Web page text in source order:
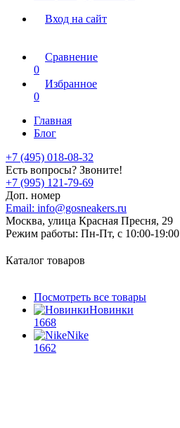
Вход на сайт
Сравнение
0
Избранное
0
Главная
Блог
+7 (495) 018-08-32
Есть вопросы? Звоните!
+7 (995) 121-79-69
Доп. номер
Email: info@gosneakers.ru
Москва, улица Красная Пресня, 29
Режим работы: Пн-Пт, с 10:00-19:00
Каталог товаров
Посмотреть все товары
Новинки
1668
Nike
1662